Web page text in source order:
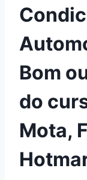
Bom
do
Mota,